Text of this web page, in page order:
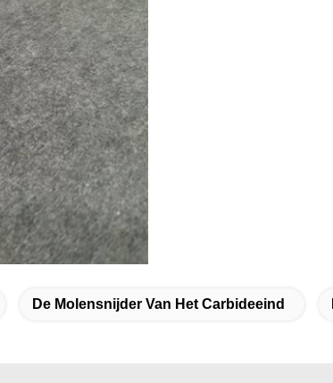
De Molensnijder Van Het Carbideeind